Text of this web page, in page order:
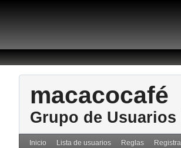
macacocafé
Grupo de Usuarios
Inicio Lista de usuarios Reglas